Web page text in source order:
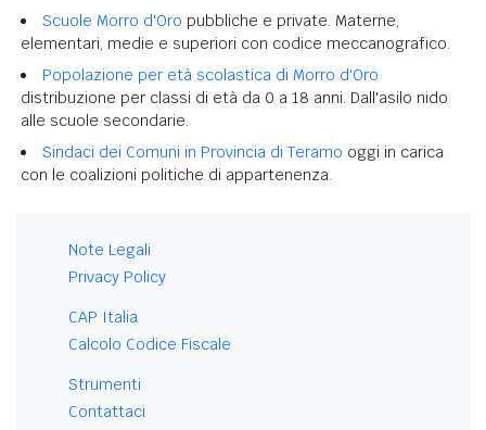
Scuole Morro d'Oro pubbliche e private. Materne,
elementari, medie e superiori con codice meccanografico.
Popolazione per età scolastica di Morro d'Oro
distribuzione per classi di età da 0 a 18 anni. Dall'asilo nido
alle scuole secondarie.
Sindaci dei Comuni in Provincia di Teramo oggi in carica
con le coalizioni politiche di appartenenza.
Note Legali
Privacy Policy
CAP Italia
Calcolo Codice Fiscale
Strumenti
Contattaci